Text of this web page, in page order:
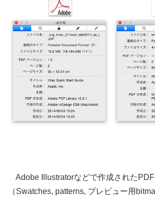
Adobe Illustratorなどで作成された
（Swatches, patterns, プレビュー用